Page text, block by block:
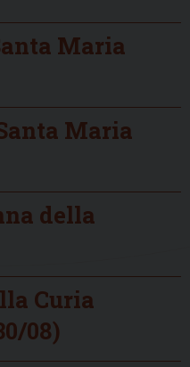
Maria
Maria
della
Curia
08)